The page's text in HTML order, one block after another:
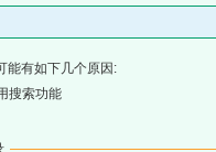
能有如下几个原因:
搜索功能